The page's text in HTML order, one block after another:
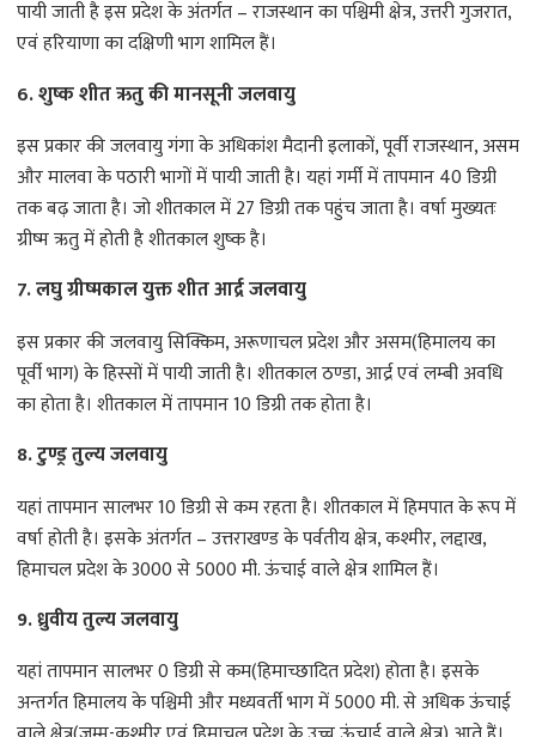
पायी जाती है इस प्रदेश के अंतर्गत – राजस्थान का पश्चिमी क्षेत्र, उत्तरी गुजरात,
एवं हरियाणा का दक्षिणी भाग शामिल हैं।
6. शुष्क शीत ऋतु की मानसूनी जलवायु
इस प्रकार की जलवायु गंगा के अधिकांश मैदानी इलाकों, पूर्वी राजस्थान, असम
और मालवा के पठारी भागों में पायी जाती है। यहां गर्मी में तापमान 40 डिग्री
तक बढ़ जाता है। जो शीतकाल में 27 डिग्री तक पहुंच जाता है। वर्षा मुख्यतः
ग्रीष्म ऋतु में होती है शीतकाल शुष्क है।
7. लघु ग्रीष्मकाल युक्त शीत आर्द्र जलवायु
इस प्रकार की जलवायु सिक्किम, अरूणाचल प्रदेश और असम(हिमालय का
पूर्वी भाग) के हिस्सों में पायी जाती है। शीतकाल ठण्डा, आर्द्र एवं लम्बी अवधि
का होता है। शीतकाल में तापमान 10 डिग्री तक होता है।
8. टुण्ड्र तुल्य जलवायु
यहां तापमान सालभर 10 डिग्री से कम रहता है। शीतकाल में हिमपात के रूप में
वर्षा होती है। इसके अंतर्गत – उत्तराखण्ड के पर्वतीय क्षेत्र, कश्मीर, लद्दाख,
हिमाचल प्रदेश के 3000 से 5000 मी. ऊंचाई वाले क्षेत्र शामिल हैं।
9. ध्रुवीय तुल्य जलवायु
यहां तापमान सालभर 0 डिग्री से कम(हिमाच्छादित प्रदेश) होता है। इसके
अन्तर्गत हिमालय के पश्चिमी और मध्यवर्ती भाग में 5000 मी. से अधिक ऊंचाई